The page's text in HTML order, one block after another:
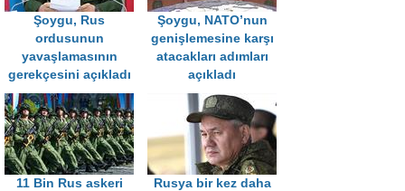
Şoygu, Rus
ordusunun
yavaşlamasının
gerekçesini açıkladı
Şoygu, NATO’nun
genişlemesine karşı
atacakları adımları
açıkladı
11 Bin Rus askeri
Rusya bir kez daha